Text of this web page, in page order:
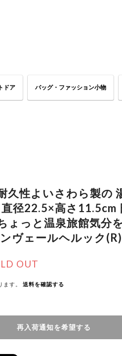
ドア バッグ・ファッション小物
久性よいさわら製の
径22.5×高さ11.5cm
ょっと温泉旅館気分
ヴェールヘルック(R)
OUT
す。 送料を確認する
再入荷通知を希望する